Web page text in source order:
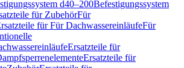
d40–200Befestigungssystem
für ZubehörFür
für Für DachwassereinläufeFür
Ersatzteile für
Ersatzteile für